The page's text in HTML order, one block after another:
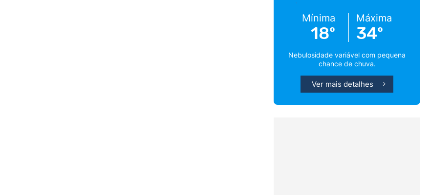
Mínima
18º
Máxima
34º
Nebulosidade variável com pequena
chance de chuva.
Ver mais detalhes